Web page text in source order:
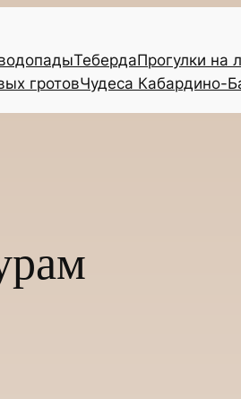
ТебердаПрогулки на
гротовЧудеса Кабардино-